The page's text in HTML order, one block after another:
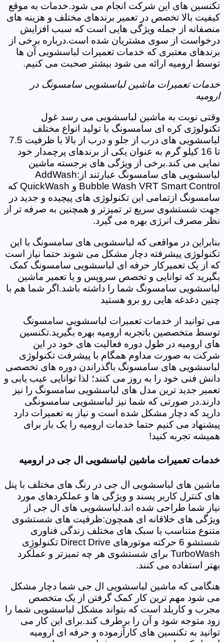
تکنسین های این شرکت انجام می شود.خدمات به موقع
کیفیت بالا تخصص در تعمیر برندهای مختلف و هزینه های
منصفانه از جمله ویژگی هایی است که سبب افزایش
درخواست از سوی مشتریان شده است.درباره برخی از
برندهای معتبری که خدمات تعمیرات لباسشویی آن ها
توسط ارومیه ارائه می شود بیشتر صحبت می کنیم.
خدمات تعمیرات ماشین لباسشویی سامسونگ در
ارومیه
وقتی نوبت به ماشین لباسشویی می رسد غول
تکنولوژی کره ای سامسونگ با تولید انواع مختلف
لباسشویی های درب از جلو و درب از بالا با ظرفیت 7.5
تا 16 کیلو گرم به عنوان یکی از برندهای پرچمدار خود
نمایی می کند.برخی از ویژگی های برجسته ماشین
لباسشویی های سامسونگ عبارتند از:AddWash
Bubble Wash VRT Smart Control و QuickWash که
سامسونگ ازتمامی این تکنولوژی های پیچیده و جدید در
جهت شستشوی سریع تر تمیزتر و همچنین به صرفه تر از
نظر مصرف انرژی بهره می گیرد.
بنابراین در مواقعی که لباسشویی های سامسونگ با این
تکنولوژی پیشرفته دچار مشکل می شوند حتما نیاز است
که از یک تعمیرکار حرفه ای لباسشویی سامسونگ کمک
بگیرید که توانایی و تخصص سرویس و یا تعمیر ماشین
لباسشویی سامسونگ شما را داشته باشد.اگر شما هم با
چنین دغدغه هایی رو برو هستید
می توانید از خدمات تعمیرات لباسشویی سامسونگ
توسط متخصصین باتجربه ارومیه بهره بگیرید.تکنسین
های ارومیه در طول دوره فعالیت های خود در این
شرکت به صورت مداوم همگام با پیشرفت تکنولوژی
لباسشویی های سامسونگ باگذراندن دوره های تخصصی
دانش فنی خود را به روز می کنند؛ لذا توانایی عیب یابی و
تعمیر جدید ترین مدل های لباسشویی سامسونگ را نیز
دارند.در صورتی که شما نیز لباسشویی سامسونگی
دارید که دچار مشکل شده است و نیاز به تعمیرات دارد
پیشنهاد می کنیم حتما خدمات ارومیه را یک بار برای
همیشه تجربه کنید!
خدمات تعمیرات ماشین لباسشویی ال جی در ارومیه
ماشین های لباسشویی ال جی در رنگ های مختلف با پنل
های کنترل کاربر پسند و ویژگی ها و عملکردهای مورد
نیاز شما طراحی شده اند.لباسشویی های ال جی از
ویژگی های خلاقانه ای همچون:ظرفیت های شستشوی
متنوع متناسب با سبک های مختلف زندگی فناوری
شستشو 6 حرکته موتورهای Direct Drive تکنولوژِی
TurboWash برای شستشوی هر چه تمیزتر و عملکرد
بهتر استفاده می کنند.
هنگامی که ماشین لباسشویی ال جی شما دچار مشکل
می شود مهم ترین کار کمک گرفتن از یک متخصص
مجرب و کاربلد است که بتواند مشکل لباسشویی شما را
زود متوجه شود و آن را برطرف کند.برای این کار می
توانید به تکنسین های کارآزموده و حرفه ای ارومیه